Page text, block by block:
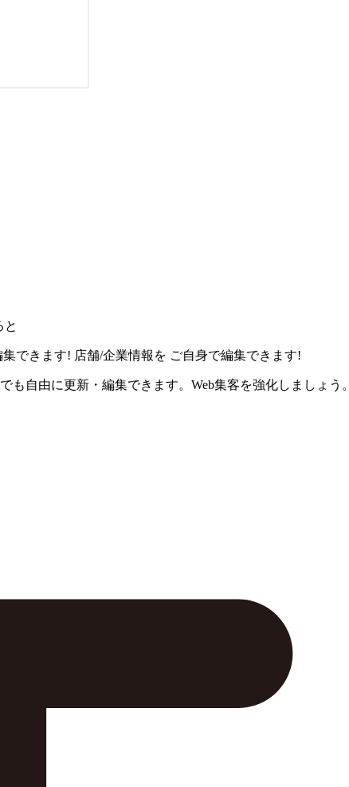
と
できます! 店舗/企業情報を ご自身で編集できます!
も自由に更新・編集できます。Web集客を強化しましょう。